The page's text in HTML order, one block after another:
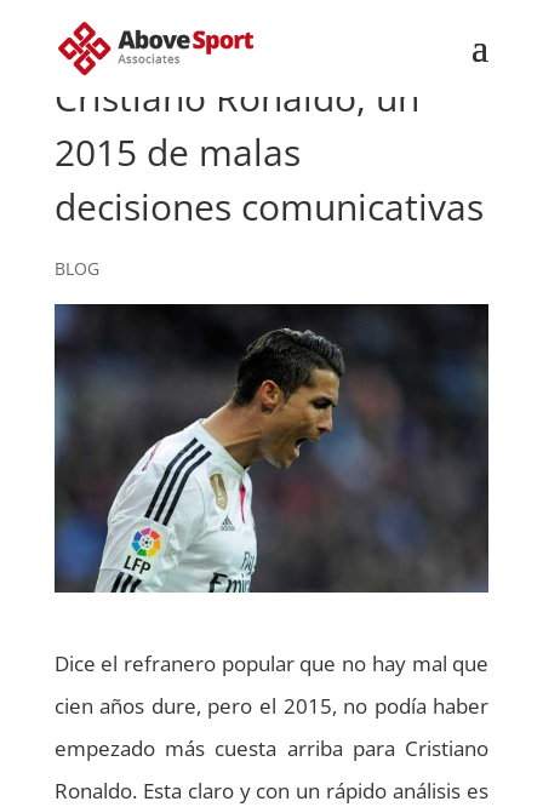
Cristiano Ronaldo, un
2015 de malas
decisiones comunicativas
BLOG
Dice el refranero popular que no hay mal que
cien años dure, pero el 2015, no podía haber
empezado más cuesta arriba para Cristiano
Ronaldo. Esta claro y con un rápido análisis es